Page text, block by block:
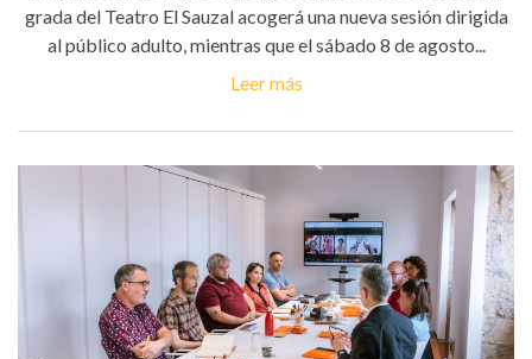
grada del Teatro El Sauzal acogerá una nueva sesión dirigida
al público adulto, mientras que el sábado 8 de agosto...
Leer más